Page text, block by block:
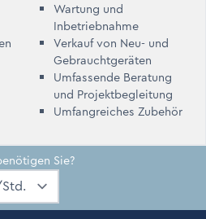
Wartung und
Inbetriebnahme
Verkauf von Neu- und
Gebrauchtgeräten
Umfassende Beratung
und Projektbegleitung
Umfangreiches Zubehör
Sie?